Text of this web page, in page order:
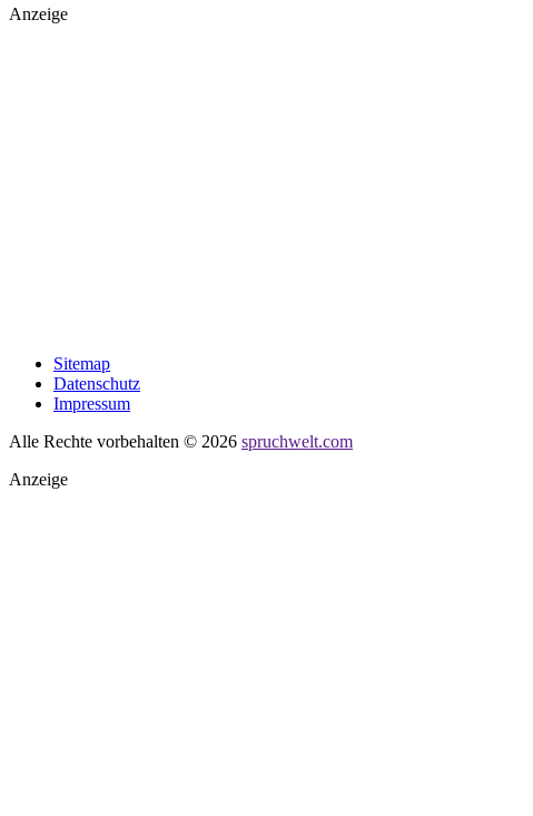
Anzeige
Sitemap
Datenschutz
Impressum
Alle Rechte vorbehalten © 2026 spruchwelt.com
Anzeige